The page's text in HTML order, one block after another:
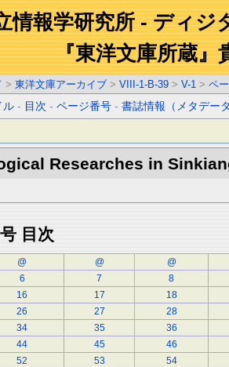
情報学研究所 - ディジ
『東洋文庫所蔵』
> 東洋文庫アーカイブ > VIII-1-B-39 > V-1 > ペ
ル - 目次 -ページ番号 -書誌情報（メタデー
Researches in
目次
@ @
@
6 7
8
16 17
18
26 27
28
34 35
36
44 45
46
52 53
54